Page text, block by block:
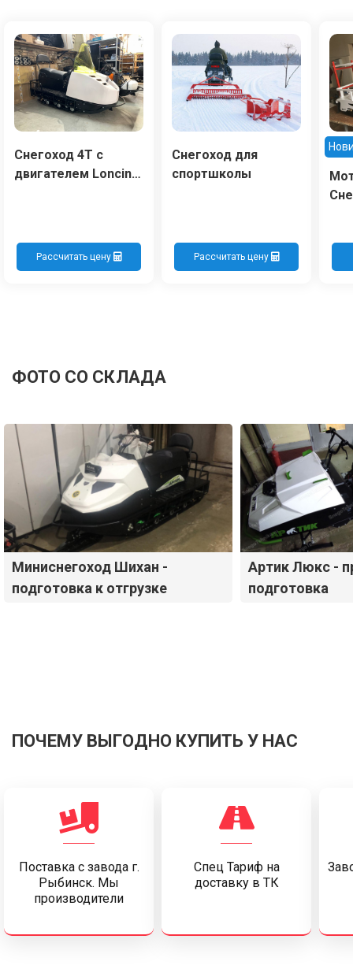
Снегоход 4Т с
двигателем Loncin
Рассчитать цену
Снегоход для
спортшколы
Рассчитать цену
ФОТО СО СКЛАДА
Миниснегоход Шихан -
подготовка к отгрузке
Артик Люкс -
подготовка
ПОЧЕМУ ВЫГОДНО КУПИТЬ У НАС
Поставка c завода г.
Рыбинск. Мы
производители
Спец Тариф на
доставку в ТК